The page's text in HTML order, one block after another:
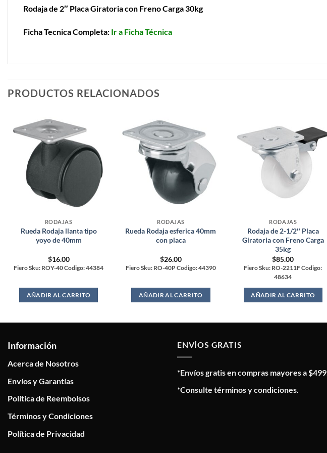
Rodaja de 2″ Placa Giratoria con Freno Carga 30kg
Ficha Tecnica Completa: Ir a Ficha Técnica
PRODUCTOS RELACIONADOS
RODAJAS
Rueda Rodaja llanta tipo
yoyo de 40mm
$16.00
Fiero Sku: ROY-40 Codigo: 44384
AÑADIR AL CARRITO
RODAJAS
Rueda Rodaja esferica 40mm
con placa
$26.00
Fiero Sku: RO-40P Codigo: 44390
AÑADIR AL CARRITO
RODAJAS
Rodaja de 2-1/2″ Placa
Giratoria con Freno Carga
35kg
$85.00
Fiero Sku: RO-2211F Codigo:
48634
AÑADIR AL CARRITO
Información
Acerca de Nosotros
Envíos y Garantías
Política de Reembolsos
Términos y Condiciones
Política de Privacidad
ENVÍOS GRATIS
*Envíos gratis en compras mayores a $499.
*Consulte términos y condiciones.